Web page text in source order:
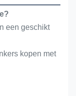
een geschikt
kopen met